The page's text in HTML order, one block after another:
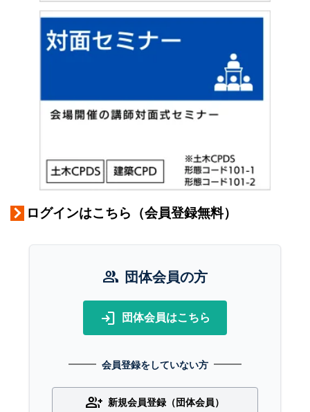
ログインはこちら（会員登録無料）
group 団体会員の方
login 団体会員はこちら
会員登録をしていない方
group_add 新規会員登録（団体会員）